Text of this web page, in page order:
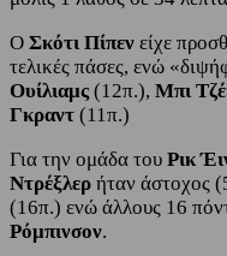
Ο Σκότι Πίπεν είχε
τελικές πάσες, ενώ
Ουίλιαμς (12π.), Μπι
Γκραντ (11π.)
Για την ομάδα του Ρικ
Ντρέξλερ ήταν άστοχος
(16π.) ενώ άλλους 16
Ρόμπινσον.